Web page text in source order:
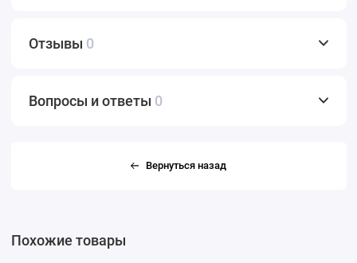
Отзывы 0
Вопросы и ответы 0
Вернуться назад
Похожие товары